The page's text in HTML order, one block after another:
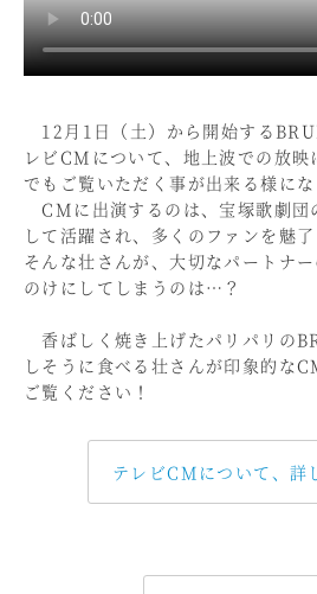
12月1日（土）から開始する
レビCMについて、地上波での放
でもご覧いただく事が出来る様にな
CMに出演するのは、宝塚歌劇団
して活躍され、多くのファンを魅
そんな壮さんが、大切なパートナ
のけにしてしまうのは…？
香ばしく焼き上げたパリパリの
しそうに食べる壮さんが印象的な
ご覧ください！
テレビCMについて、詳